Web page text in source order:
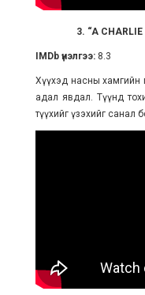
3. “A
IMDb үнэлгээ:8.3
Хүүхэд насны хамгийн
адал явдал. Түүнд
түүхийг үзэхийг санал